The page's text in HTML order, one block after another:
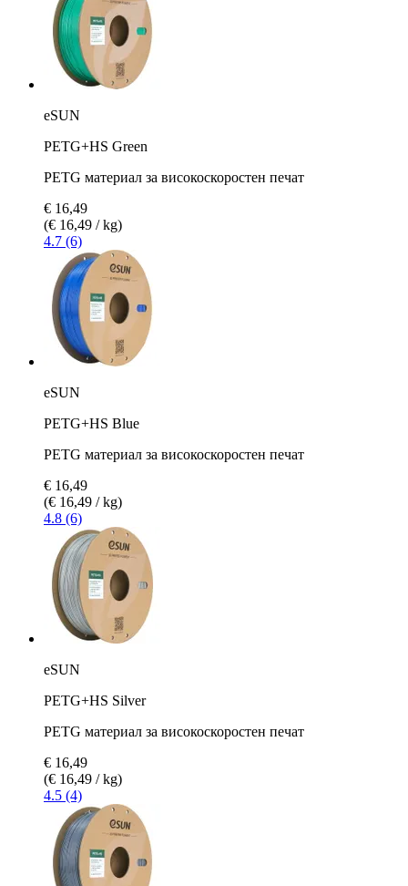
eSUN
PETG+HS Green
PETG материал за високоскоростен печат
€ 16,49
(€ 16,49 / kg)
4.7 (6)
eSUN
PETG+HS Blue
PETG материал за високоскоростен печат
€ 16,49
(€ 16,49 / kg)
4.8 (6)
eSUN
PETG+HS Silver
PETG материал за високоскоростен печат
€ 16,49
(€ 16,49 / kg)
4.5 (4)